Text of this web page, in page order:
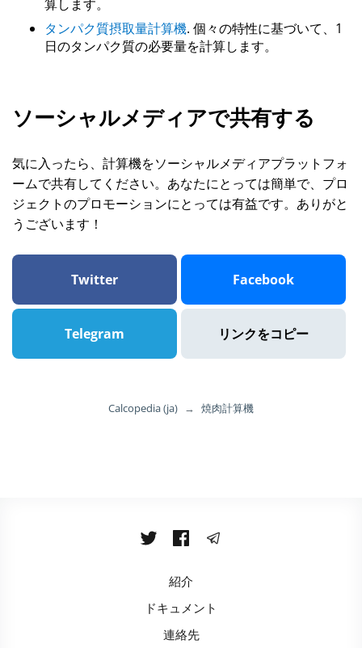
算します。
タンパク質摂取量計算機. 個々の特性に基づいて、1
日のタンパク質の必要量を計算します。
ソーシャルメディアで共有する
気に入ったら、計算機をソーシャルメディアプラットフォ
ームで共有してください。あなたにとっては簡単で、プロ
ジェクトのプロモーションにとっては有益です。ありがと
うございます！
Twitter Facebook
Telegram リンクをコピー
Calcopedia (ja) → 焼肉計算機
紹介
ドキュメント
連絡先